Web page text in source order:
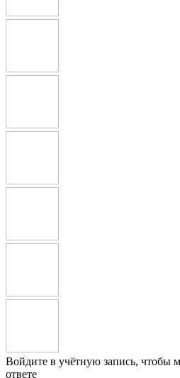
Войдите в учётную запись, чтобы
ответе